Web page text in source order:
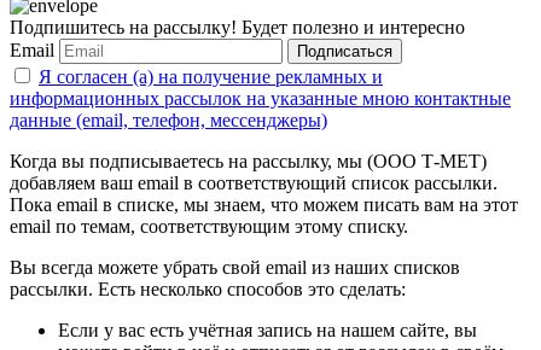
Подпишитесь на рассылку! Будет полезно и интересно
Email
Подписаться
Я согласен (а) на получение рекламных и
информационных рассылок на указанные мною контактные
данные (email, телефон, мессенджеры)
Когда вы подписываетесь на рассылку, мы (ООО Т-МЕТ)
добавляем ваш email в соответствующий список рассылки.
Пока email в списке, мы знаем, что можем писать вам на этот
email по темам, соответствующим этому списку.
Вы всегда можете убрать свой email из наших списков
рассылки. Есть несколько способов это сделать:
Если у вас есть учётная запись на нашем сайте, вы